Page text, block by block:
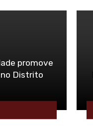
promove
Distrito